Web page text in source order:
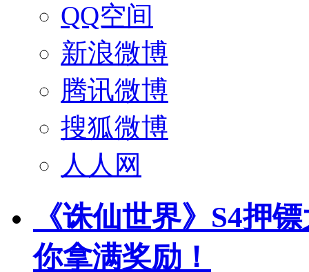
QQ空间
新浪微博
腾讯微博
搜狐微博
人人网
《诛仙世界》S4押
你拿满奖励！